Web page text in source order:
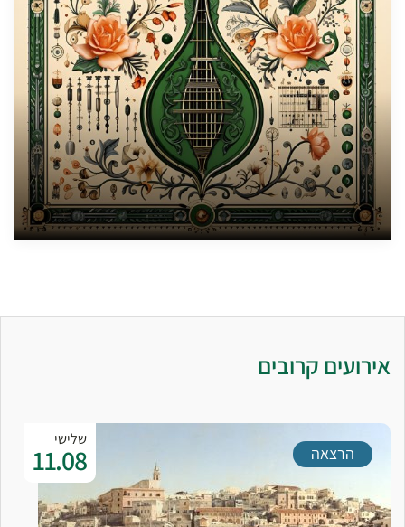
אירועים קרובים
שלישי
11.08 הרצאה